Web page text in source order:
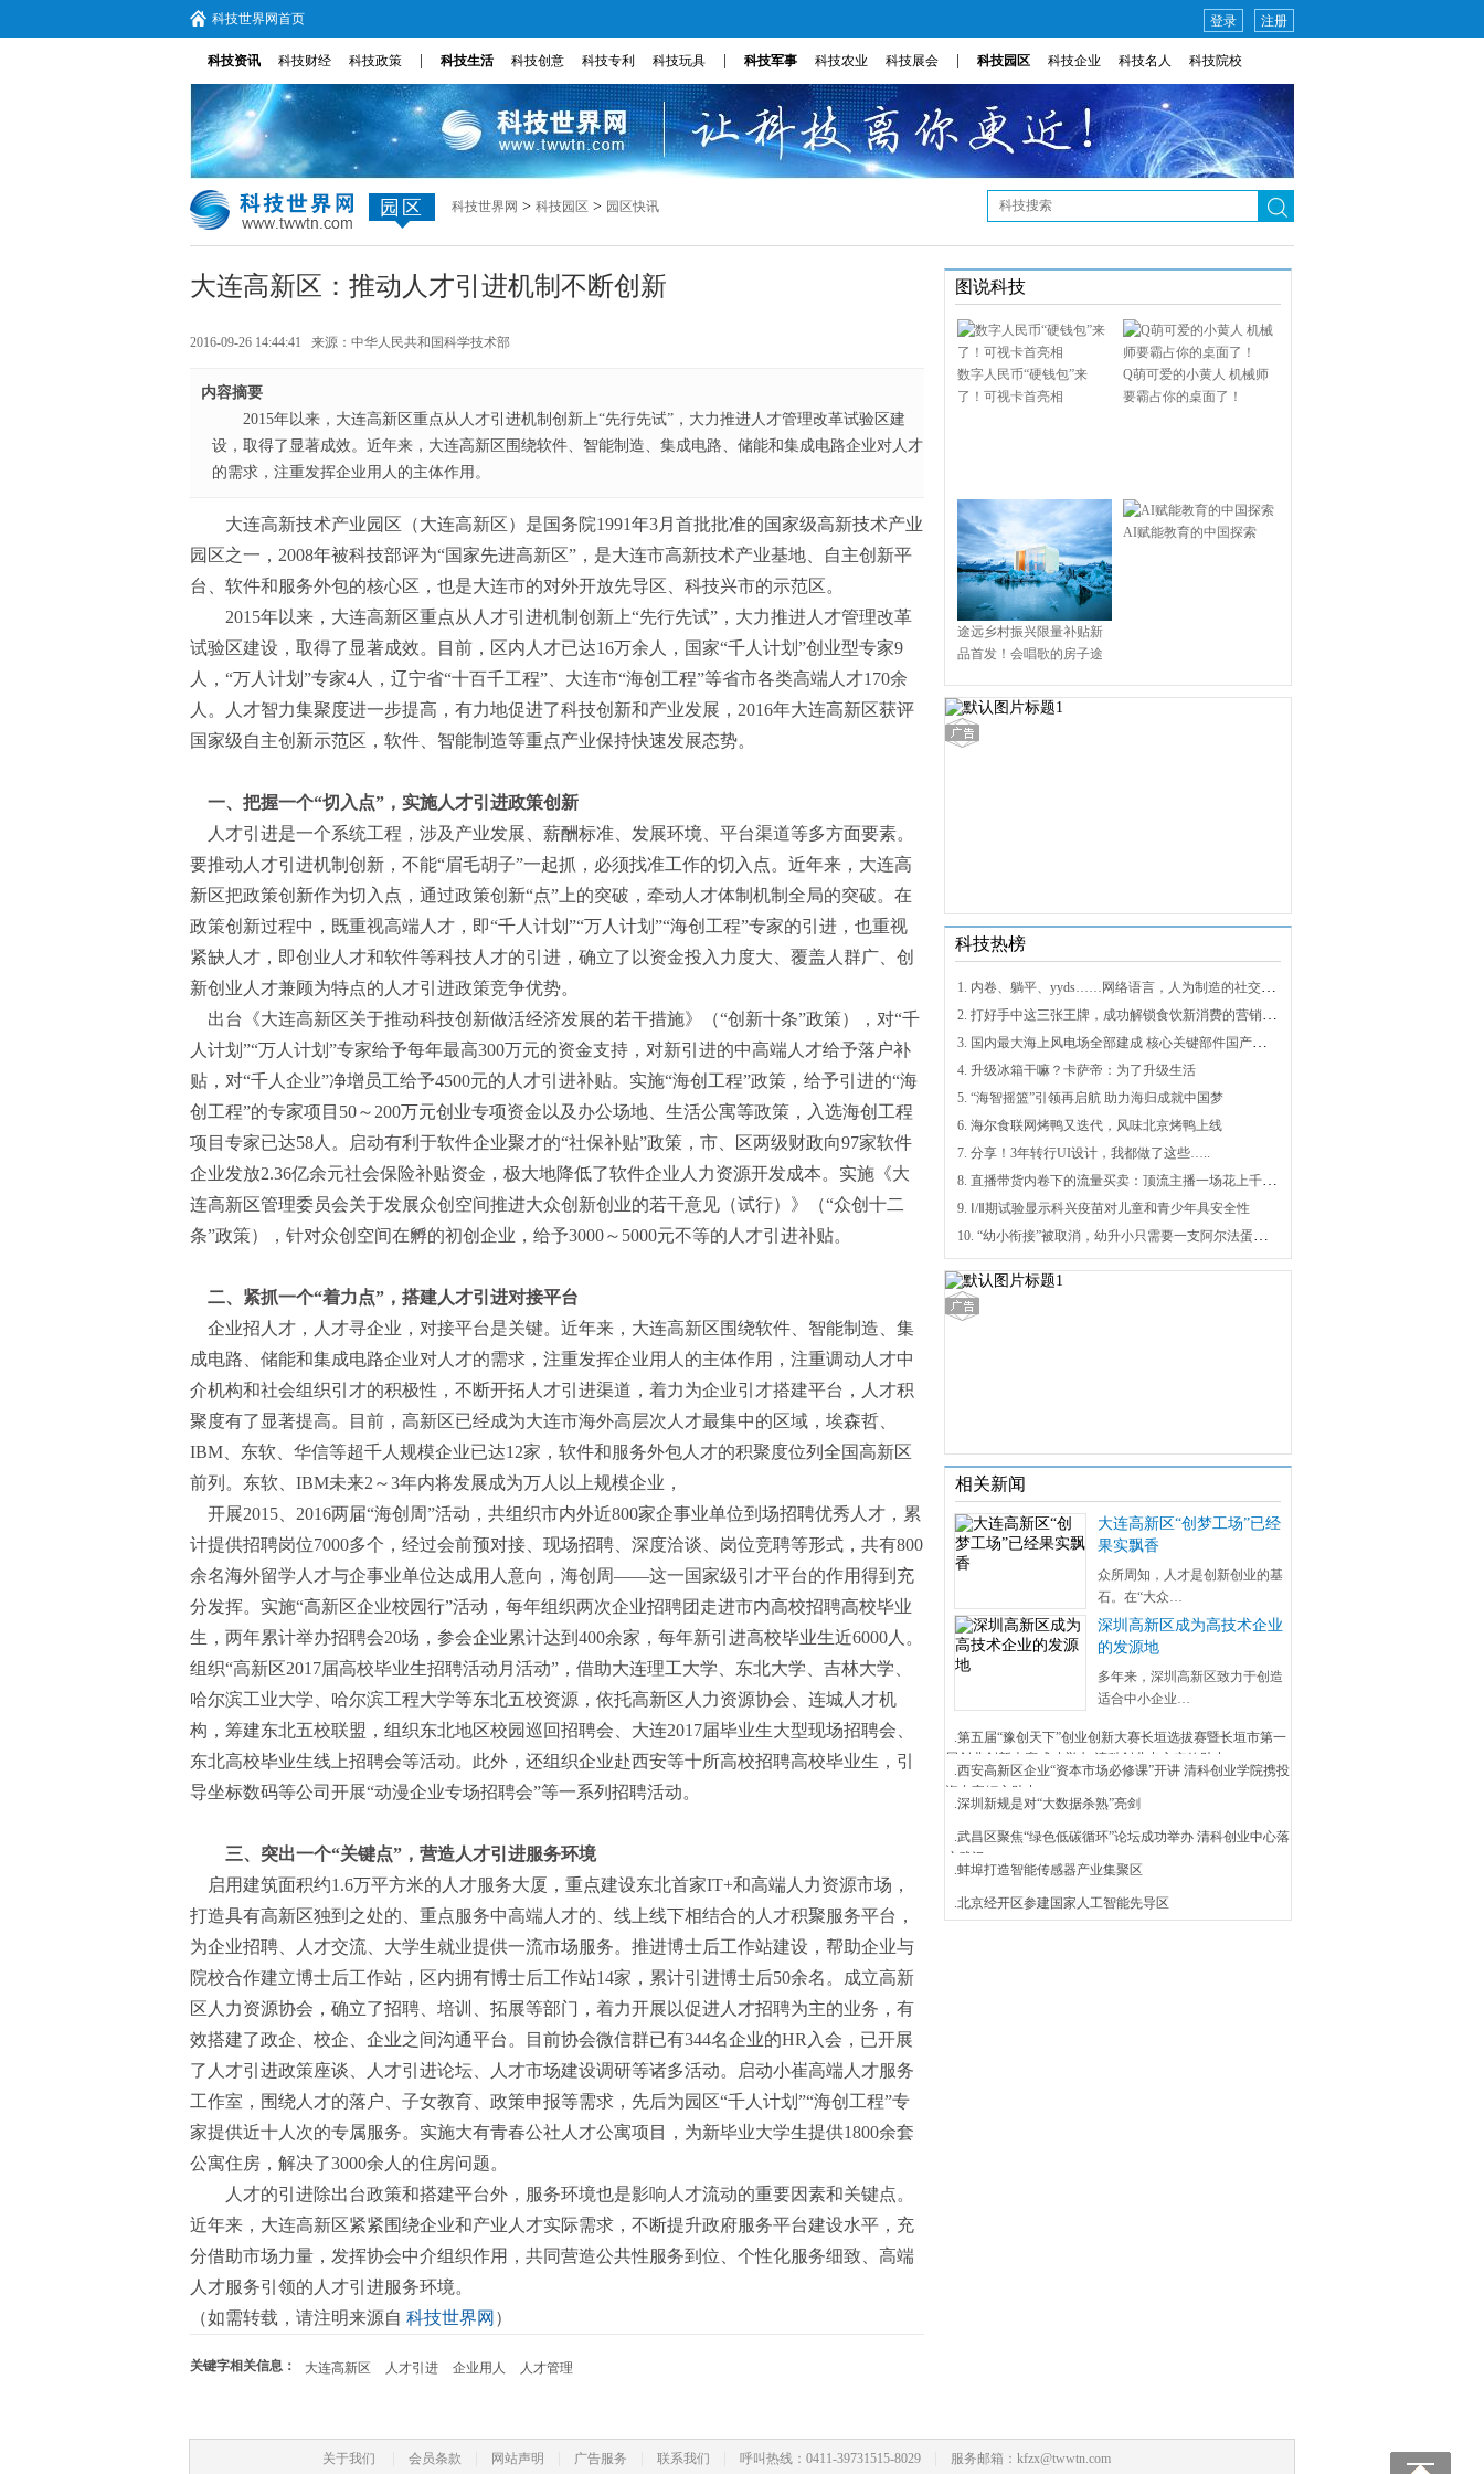
科技世界网首页 注册
登录
科技资讯 科技财经 科技政策 科技生活 科技创意 科技专利 科技玩具 科技军事 科技农业 科技展会 科技园区 科技企业 科技名人 科技院校
园区 科技世界网 > 科技园区 > 园区快讯
大连高新区：推动人才引进机制不断创新
2016-09-26 14:44:41 来源： 中华人民共和国科学技术部
内容摘要
2015年以来，大连高新区重点从人才引进机制创新上“先行先试”，大力推进人才管理改革试验区建
设，取得了显著成效。近年来，大连高新区围绕软件、智能制造、集成电路、储能和集成电路企业对人才
的需求，注重发挥企业用人的主体作用。
大连高新技术产业园区（大连高新区）是国务院1991年3月首批批准的国家级高新技术产业
园区之一，2008年被科技部评为“国家先进高新区”，是大连市高新技术产业基地、自主创新平
台、软件和服务外包的核心区，也是大连市的对外开放先导区、科技兴市的示范区。
2015年以来，大连高新区重点从人才引进机制创新上“先行先试”，大力推进人才管理改革
试验区建设，取得了显著成效。目前，区内人才已达16万余人，国家“千人计划”创业型专家9
人，“万人计划”专家4人，辽宁省“十百千工程”、大连市“海创工程”等省市各类高端人才170余
人。人才智力集聚度进一步提高，有力地促进了科技创新和产业发展，2016年大连高新区获评
国家级自主创新示范区，软件、智能制造等重点产业保持快速发展态势。
一、把握一个“切入点”，实施人才引进政策创新
人才引进是一个系统工程，涉及产业发展、薪酬标准、发展环境、平台渠道等多方面要素。
要推动人才引进机制创新，不能“眉毛胡子”一起抓，必须找准工作的切入点。近年来，大连高
新区把政策创新作为切入点，通过政策创新“点”上的突破，牵动人才体制机制全局的突破。在
政策创新过程中，既重视高端人才，即“千人计划”“万人计划”“海创工程”专家的引进，也重视
紧缺人才，即创业人才和软件等科技人才的引进，确立了以资金投入力度大、覆盖人群广、创
新创业人才兼顾为特点的人才引进政策竞争优势。
出台《大连高新区关于推动科技创新做活经济发展的若干措施》（“创新十条”政策），对“千
人计划”“万人计划”专家给予每年最高300万元的资金支持，对新引进的中高端人才给予落户补
贴，对“千人企业”净增员工给予4500元的人才引进补贴。实施“海创工程”政策，给予引进的“海
创工程”的专家项目50～200万元创业专项资金以及办公场地、生活公寓等政策，入选海创工程
项目专家已达58人。启动有利于软件企业聚才的“社保补贴”政策，市、区两级财政向97家软件
企业发放2.36亿余元社会保险补贴资金，极大地降低了软件企业人力资源开发成本。实施《大
连高新区管理委员会关于发展众创空间推进大众创新创业的若干意见（试行）》（“众创十二
条”政策），针对众创空间在孵的初创企业，给予3000～5000元不等的人才引进补贴。
二、紧抓一个“着力点”，搭建人才引进对接平台
企业招人才，人才寻企业，对接平台是关键。近年来，大连高新区围绕软件、智能制造、集
成电路、储能和集成电路企业对人才的需求，注重发挥企业用人的主体作用，注重调动人才中
介机构和社会组织引才的积极性，不断开拓人才引进渠道，着力为企业引才搭建平台，人才积
聚度有了显著提高。目前，高新区已经成为大连市海外高层次人才最集中的区域，埃森哲、
IBM、东软、华信等超千人规模企业已达12家，软件和服务外包人才的积聚度位列全国高新区
前列。东软、IBM未来2～3年内将发展成为万人以上规模企业，
开展2015、2016两届“海创周”活动，共组织市内外近800家企事业单位到场招聘优秀人才，累
计提供招聘岗位7000多个，经过会前预对接、现场招聘、深度洽谈、岗位竞聘等形式，共有800
余名海外留学人才与企事业单位达成用人意向，海创周――这一国家级引才平台的作用得到充
分发挥。实施“高新区企业校园行”活动，每年组织两次企业招聘团走进市内高校招聘高校毕业
生，两年累计举办招聘会20场，参会企业累计达到400余家，每年新引进高校毕业生近6000人。
组织“高新区2017届高校毕业生招聘活动月活动”，借助大连理工大学、东北大学、吉林大学、
哈尔滨工业大学、哈尔滨工程大学等东北五校资源，依托高新区人力资源协会、连城人才机
构，筹建东北五校联盟，组织东北地区校园巡回招聘会、大连2017届毕业生大型现场招聘会、
东北高校毕业生线上招聘会等活动。此外，还组织企业赴西安等十所高校招聘高校毕业生，引
导坐标数码等公司开展“动漫企业专场招聘会”等一系列招聘活动。
三、突出一个“关键点”，营造人才引进服务环境
启用建筑面积约1.6万平方米的人才服务大厦，重点建设东北首家IT+和高端人力资源市场，
打造具有高新区独到之处的、重点服务中高端人才的、线上线下相结合的人才积聚服务平台，
为企业招聘、人才交流、大学生就业提供一流市场服务。推进博士后工作站建设，帮助企业与
院校合作建立博士后工作站，区内拥有博士后工作站14家，累计引进博士后50余名。成立高新
区人力资源协会，确立了招聘、培训、拓展等部门，着力开展以促进人才招聘为主的业务，有
效搭建了政企、校企、企业之间沟通平台。目前协会微信群已有344名企业的HR入会，已开展
了人才引进政策座谈、人才引进论坛、人才市场建设调研等诸多活动。启动小崔高端人才服务
工作室，围绕人才的落户、子女教育、政策申报等需求，先后为园区“千人计划”“海创工程”专
家提供近十人次的专属服务。实施大有青春公社人才公寓项目，为新毕业大学生提供1800余套
公寓住房，解决了3000余人的住房问题。
人才的引进除出台政策和搭建平台外，服务环境也是影响人才流动的重要因素和关键点。
近年来，大连高新区紧紧围绕企业和产业人才实际需求，不断提升政府服务平台建设水平，充
分借助市场力量，发挥协会中介组织作用，共同营造公共性服务到位、个性化服务细致、高端
人才服务引领的人才引进服务环境。
（如需转载，请注明来源自 科技世界网 ）
关键字相关信息： 大连高新区 人才引进 企业用人 人才管理
图说科技
数字人民币“硬钱包”来
了！可视卡首亮相
Q萌可爱的小黄人 机械师
要霸占你的桌面了！
途远乡村振兴限量补贴新
品首发！会唱歌的房子途
AI赋能教育的中国探索
科技热榜
1. 内卷、躺平、yyds……网络语言，人为制造的社交屏障？
2. 打好手中这三张王牌，成功解锁食饮新消费的营销密码
3. 国内最大海上风电场全部建成 核心关键部件国产化攻关未来可期
4. 升级冰箱干嘛？卡萨帝：为了升级生活
5. “海智摇篮”引领再启航 助力海归成就中国梦
6. 海尔食联网烤鸭又迭代，风味北京烤鸭上线
7. 分享！3年转行UI设计，我都做了这些…..
8. 直播带货内卷下的流量买卖：顶流主播一场花上千万元，红利消退焦虑暴增
9. Ⅰ/Ⅱ期试验显示科兴疫苗对儿童和青少年具安全性
10. “幼小衔接”被取消，幼升小只需要一支阿尔法蛋词典笔
相关新闻
大连高新区“创梦工场”已经
果实飘香
众所周知，人才是创新创业的基
石。在“大众…
深圳高新区成为高技术企业
的发源地
多年来，深圳高新区致力于创造
适合中小企业…
.第五届“豫创天下”创业创新大赛长垣选拔赛暨长垣市第一
届创业创新大赛成功举办 清科创业中心实效助力
.西安高新区企业“资本市场必修课”开讲 清科创业学院携投
资专家倾心助力
.深圳新规是对“大数据杀熟”亮剑
.武昌区聚焦“绿色低碳循环”论坛成功举办 清科创业中心落
户武汉
.蚌埠打造智能传感器产业集聚区
.北京经开区参建国家人工智能先导区
关于我们 会员条款 网站声明 广告服务 联系我们 呼叫热线：0411-39731515-8029 服务邮箱：kfzx@twwtn.com